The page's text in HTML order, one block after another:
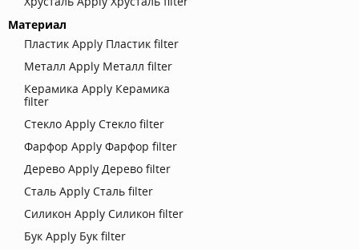
Материал
Пластик Apply Пластик filter
Металл Apply Металл filter
Керамика Apply Керамика
filter
Стекло Apply Стекло filter
Фарфор Apply Фарфор filter
Дерево Apply Дерево filter
Сталь Apply Сталь filter
Силикон Apply Силикон filter
Бук Apply Бук filter